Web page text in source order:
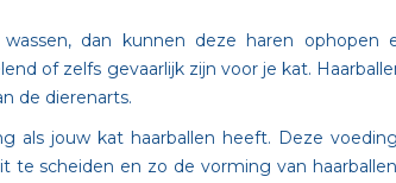
dan kunnen deze haren ophopen
of zelfs gevaarlijk zijn voor je kat.
de dierenarts.
als jouw kat haarballen heeft. Deze
scheiden en zo de vorming van